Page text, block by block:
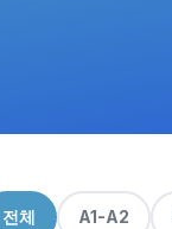
전체 A1-A2